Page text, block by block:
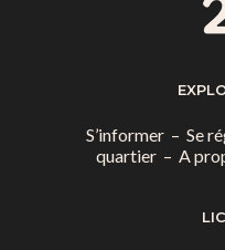
S’informer – Se
quartier– A